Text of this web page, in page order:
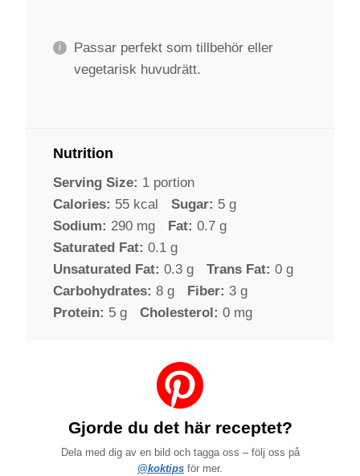
Passar perfekt som tillbehör eller
vegetarisk huvudrätt.
Nutrition
Serving Size: 1 portion
Calories: 55 kcal Sugar: 5 g
Sodium: 290 mg Fat: 0.7 g
Saturated Fat: 0.1 g
Unsaturated Fat: 0.3 g Trans Fat: 0 g
Carbohydrates: 8 g Fiber: 3 g
Protein: 5 g Cholesterol: 0 mg
Gjorde du det här receptet?
Dela med dig av en bild och tagga oss – följ oss på
@koktips för mer.